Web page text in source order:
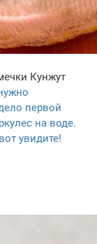
Кунжут
первой
на воде.
увидите!